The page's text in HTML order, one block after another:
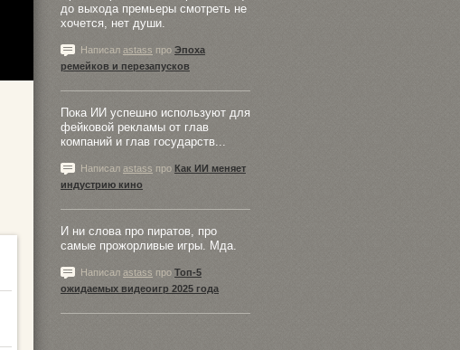
до выхода премьеры смотреть не
хочется, нет души.
Написал astass про Эпоха
ремейков и перезапусков
Пока ИИ успешно используют для
фейковой рекламы от глав
компаний и глав государств...
Написал astass про Как ИИ меняет
индустрию кино
И ни слова про пиратов, про
самые прожорливые игры. Мда.
Написал astass про Топ-5
ожидаемых видеоигр 2025 года